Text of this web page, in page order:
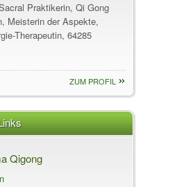
Praktikerin, Qi Gong
Meisterin der Aspekte,
Therapeutin, 64285
ZUM PROFIL
Qigong